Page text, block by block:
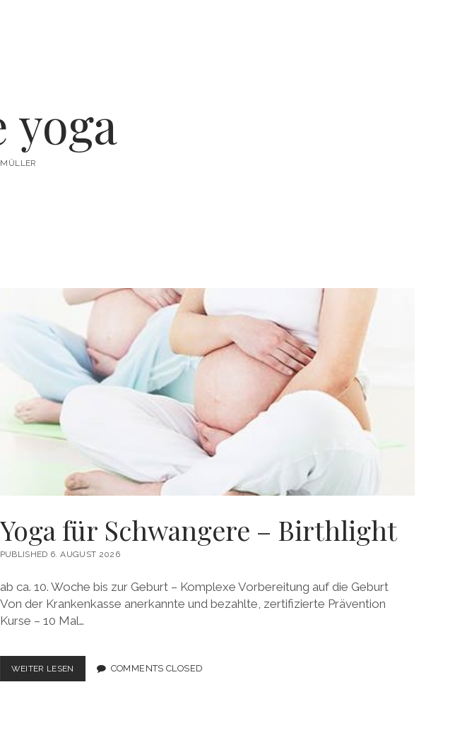
yoga
Yoga für Schwangere – Birthlight
PUBLISHED 6. AUGUST 2026
ab ca. 10. Woche bis zur Geburt – Komplexe Vorbereitung auf die Geburt
Von der Krankenkasse anerkannte und bezahlte, zertifizierte Prävention
Kurse – 10 Mal…
WEITER LESEN
FÜR
COMMENTS CLOSED